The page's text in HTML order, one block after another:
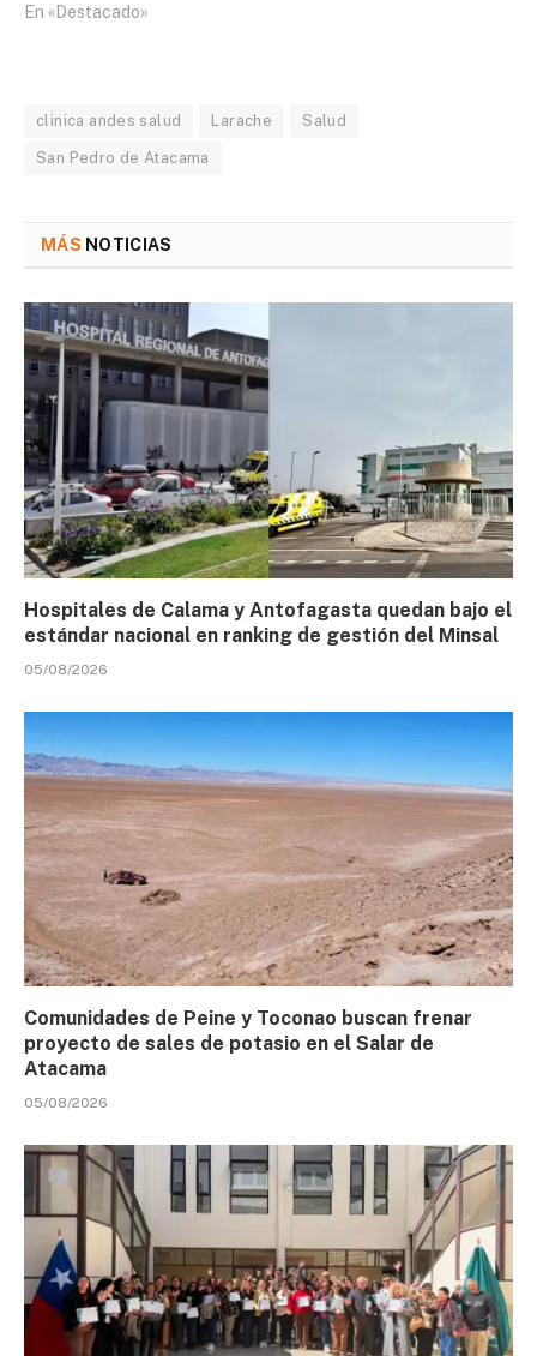
En «Destacado»
clinica andes salud Larache Salud
San Pedro de Atacama
MÁS NOTICIAS
Hospitales de Calama y Antofagasta quedan bajo el
estándar nacional en ranking de gestión del Minsal
05/08/2026
Comunidades de Peine y Toconao buscan frenar
proyecto de sales de potasio en el Salar de
Atacama
05/08/2026